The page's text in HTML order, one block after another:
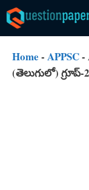
Skip
to
content
Home - APPSC-
(తెలుగులో) గ్రూప్-